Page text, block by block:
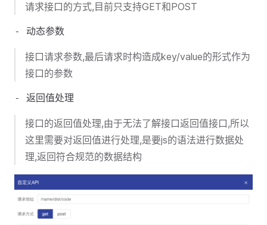
请求接口的方式,目前只支持GET和POST
接口请求参数,最后请求时构造成key/value的形式作为
接口的参数
接口的返回值处理,由于无法了解接口返回值接口,所以
这里需要对返回值进行处理,是要js的语法进行数据处
理,返回符合规范的数据结构